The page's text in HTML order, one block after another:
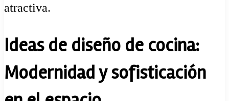
atractiva.
Ideas de diseño de cocina:
Modernidad y sofisticación